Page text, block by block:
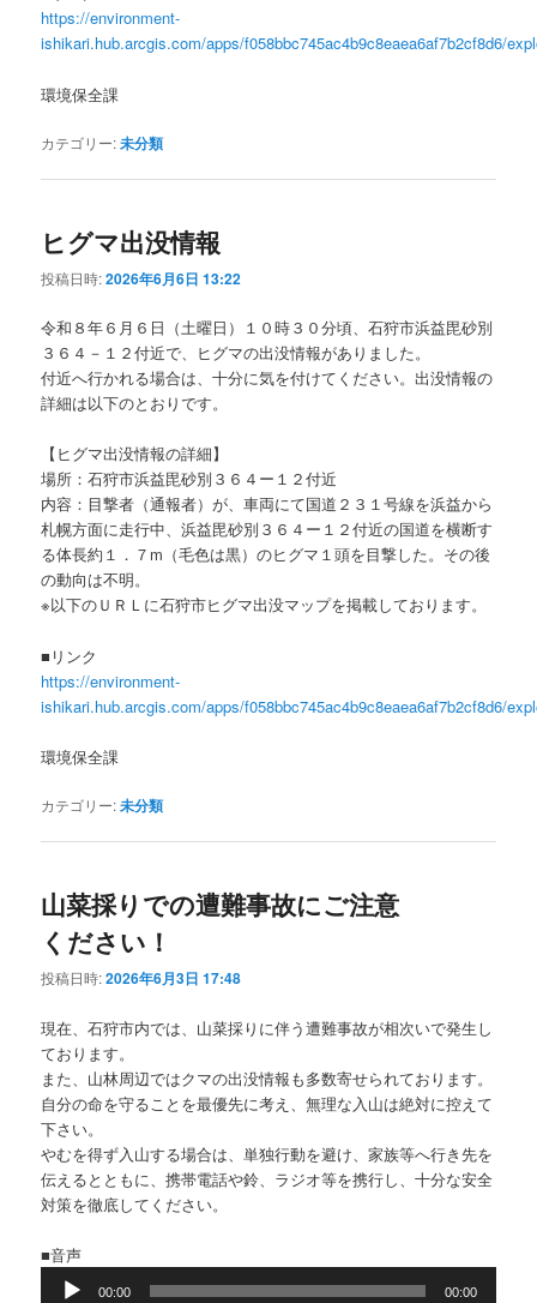
https://environment-
ishikari.hub.arcgis.com/apps/f058bbc745ac4b9c8eaea6af7b2cf8d6/
環境保全課
カテゴリー:未分類
ヒグマ出没情報
投稿日時:2026年6月6日 13:22
令和８年６月６日（土曜日）１０時３０分頃、石狩市浜益毘砂別
３６４－１２付近で、ヒグマの出没情報がありました。
付近へ行かれる場合は、十分に気を付けてください。出没情報の
詳細は以下のとおりです。
【ヒグマ出没情報の詳細】
場所：石狩市浜益毘砂別３６４ー１２付近
内容：目撃者（通報者）が、車両にて国道２３１号線を浜益から
札幌方面に走行中、浜益毘砂別３６４ー１２付近の国道を横断す
る体長約１．７m（毛色は黒）のヒグマ１頭を目撃した。その後
の動向は不明。
※以下のＵＲＬに石狩市ヒグマ出没マップを掲載しております。
■リンク
https://environment-
ishikari.hub.arcgis.com/apps/f058bbc745ac4b9c8eaea6af7b2cf8d6/
環境保全課
カテゴリー:未分類
山菜採りでの遭難事故にご注意
ください！
投稿日時:2026年6月3日 17:48
現在、石狩市内では、山菜採りに伴う遭難事故が相次いで発生し
ております。
また、山林周辺ではクマの出没情報も多数寄せられております。
自分の命を守ることを最優先に考え、無理な入山は絶対に控えて
下さい。
やむを得ず入山する場合は、単独行動を避け、家族等へ行き先を
伝えるとともに、携帯電話や鈴、ラジオ等を携行し、十分な安全
対策を徹底してください。
■音声
00:00 00:00